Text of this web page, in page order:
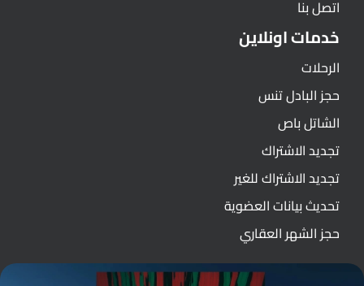
اتصل بنا
خدمات اونلاين
الرحلات
حجز البادل تنس
الشاتل باص
تجديد الاشتراك
تجديد الاشتراك للغير
تحديث بيانات العضوية
حجز الشهر العقاري